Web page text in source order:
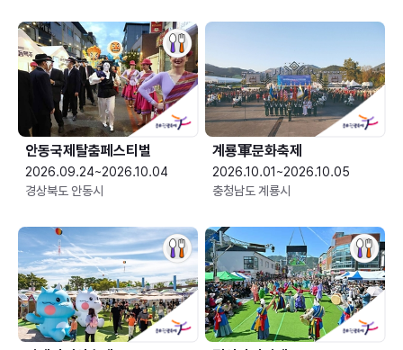
안동국제탈춤페스티벌
2026.09.24~2026.10.04
경상북도 안동시
2026.10.01~2026.10.05
충청남도 계룡시